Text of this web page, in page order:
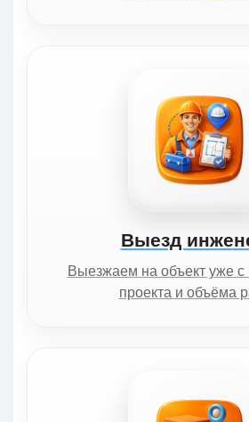
Выезд
Выезжаем на объект уже
проекта и объёма